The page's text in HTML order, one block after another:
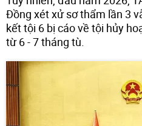
Đồng xét xử sơ thẩm lần 3
kết tội 6 bị cáo về tội hủy
từ 6 - 7 tháng tù.